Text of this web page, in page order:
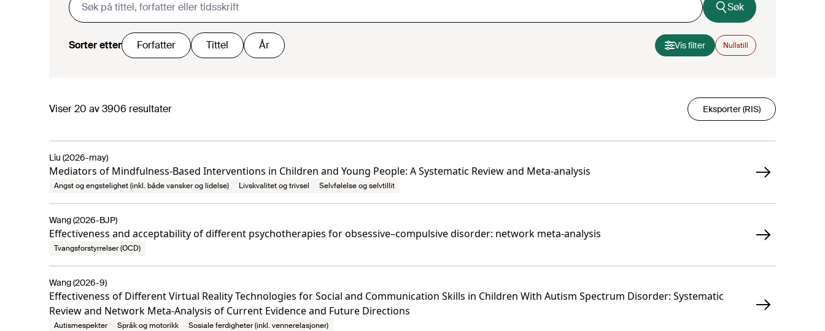
Søk
Sorter etter Forfatter Tittel År Vis filter Nullstill
Viser20 av3906 resultater Eksporter (RIS)
Mediators of Mindfulness-Based Interventions in Children and Young People: A Systematic Review and Meta-analysis
Liu (2026-may)
Angst og engstelighet (inkl. både vansker og lidelse) Livskvalitet og trivsel Selvfølelse og selvtillit
Effectiveness and acceptability of different psychotherapies for obsessive–compulsive disorder: network meta-analysis
Wang (2026-BJP)
Tvangsforstyrrelser (OCD)
Effectiveness of Different Virtual Reality Technologies for Social and Communication Skills in Children With Autism Spectrum Disorder: Systematic
Review and Network Meta-Analysis of Current Evidence and Future Directions
Wang (2026-9)
Autismespekter Språk og motorikk Sosiale ferdigheter (inkl. vennerelasjoner)